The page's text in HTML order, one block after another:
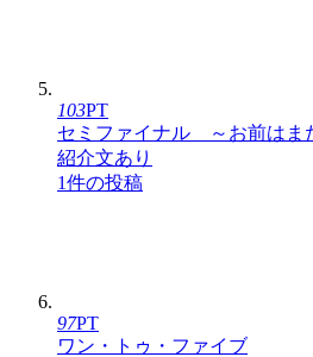
103PT
セミファイナル ～お前はま
紹介文あり
1件の投稿
97PT
ワン・トゥ・ファイブ